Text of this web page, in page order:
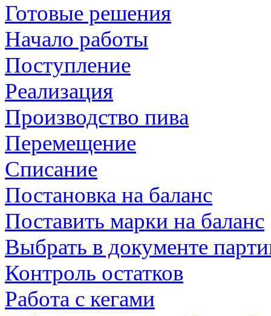
Готовые решения
Начало работы
Поступление
Реализация
Производство пива
Перемещение
Списание
Постановка на баланс
Поставить марки на баланс
Выбрать в документе
Контроль остатков
Работа с кегами